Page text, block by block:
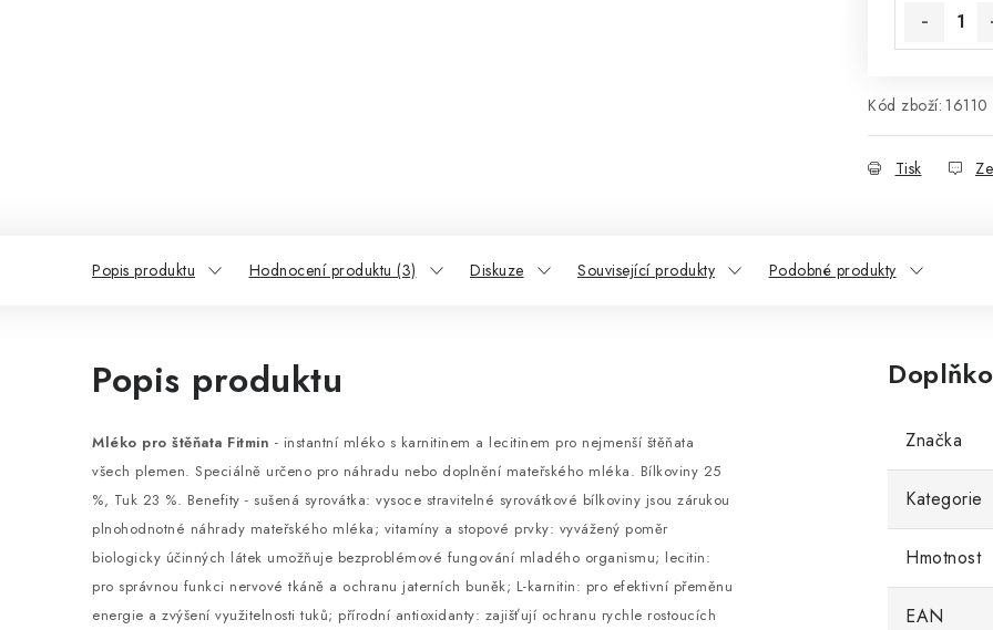
Kód zboží: 16110
Tisk
Popis produktu Hodnocení produktu (3) Diskuze Související produkty Podobné produkty
Popis produktu
Mléko pro štěňata Fitmin - instantní mléko s karnitinem a lecitinem pro nejmenší štěňata
všech plemen. Speciálně určeno pro náhradu nebo doplnění mateřského mléka. Bílkoviny 25
%, Tuk 23 %. Benefity - sušená syrovátka: vysoce stravitelné syrovátkové bílkoviny jsou zárukou
plnohodnotné náhrady mateřského mléka; vitamíny a stopové prvky: vyvážený poměr
biologicky účinných látek umožňuje bezproblémové fungování mladého organismu; lecitin:
pro správnou funkci nervové tkáně a ochranu jaterních buněk; L-karnitin: pro efektivní přeměnu
energie a zvýšení využitelnosti tuků; přírodní antioxidanty: zajišťují ochranu rychle rostoucích
Značka
Kategorie
Hmotnost
EAN